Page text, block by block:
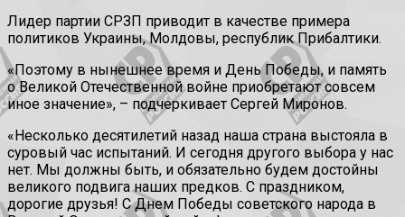
Лидер партии СРЗП приводит в качестве примера
политиков Украины, Молдовы, республик Прибалтики.
«Поэтому в нынешнее время и День Победы, и память
о Великой Отечественной войне приобретают совсем
иное значение», – подчеркивает Сергей Миронов.
«Несколько десятилетий назад наша страна выстояла в
суровый час испытаний. И сегодня другого выбора у нас
нет. Мы должны быть, и обязательно будем достойны
великого подвига наших предков. С праздником,
дорогие друзья! С Днем Победы советского народа в